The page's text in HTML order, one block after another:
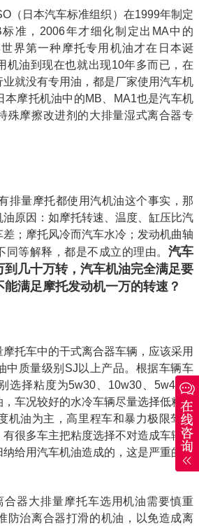
（日本汽车标准组织）在1999年制定
准，2006年才细化制定出MA中的
界第一种摩托专用机油才在日本诞
机油到现在也就出现10年多而已，在
就没有专用油，都是厂家使用汽车机
本摩托机油中的MB、MA1也是汽车机
殊摩擦改进剂的大排量湿式离合器专
排量摩托都使用汽机油这个事实，那
原因：如摩托转速、温度、缸压比汽
；摩托风冷而汽车水冷；发动机曲轴
等解释，都是不成立的理由。 汽车
几十万转，汽车机油完全满足要
满足摩托发动机一万的转速？
托车中的干式离合器车辆，应该采用
中质量级别SJ以上产品。根据车辆车
选择粘度为5w30、10w30、5w40、
车况较好的水冷车辆尽量选择低粘度
机油为主，高里程车和暴力极限驾驶
很多车主把粘度选择不对造成车辆噪
给用汽车机油造成的，这是严重的误
合器大排量摩托车选用机油需要慎重
防治离合器打滑的机油，以免造成离